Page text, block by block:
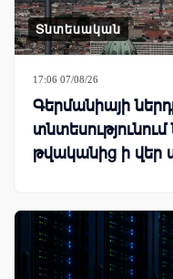
Տնտեսական
17:06 07/08/26
Գերմանիայի
թվականից ի